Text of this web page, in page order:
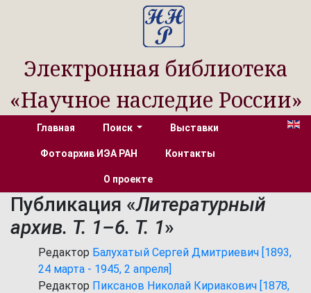
Электронная библиотека
«Научное наследие России»
Главная Поиск Выставки
Фотоархив ИЭА РАН Контакты
О проекте
Публикация «Литературный
архив. Т. 1–6. Т. 1»
Редактор Балухатый Сергей Дмитриевич [1893,
24 марта - 1945, 2 апреля]
Редактор Пиксанов Николай Кириакович [1878,